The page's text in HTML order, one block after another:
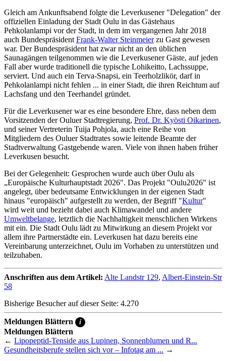
Gleich am Ankunftsabend folgte die Leverkusener "Delegation" der
offiziellen Einladung der Stadt Oulu in das Gästehaus
Pehkolanlampi vor der Stadt, in dem im vergangenen Jahr 2018
auch Bundespräsident Frank-Walter Steinmeierzu Gast gewesen
war. Der Bundespräsident hat zwar nicht an den üblichen
Saunagängen teilgenommen wie die Leverkusener Gäste, auf jeden
Fall aber wurde traditionell die typische Lohikeitto, Lachssuppe,
serviert. Und auch ein Terva-Snapsi, ein Teerholzlikör, darf in
Pehkolanlampi nicht fehlen ... in einer Stadt, die ihren Reichtum auf
Lachsfang und den Teerhandel gründet.
Für die Leverkusener war es eine besondere Ehre, dass neben dem
Vorsitzenden der Ouluer Stadtregierung, Prof. Dr. Kyösti Oikarinen,
und seiner Vertreterin Tuija Pohjola, auch eine Reihe von
Mitgliedern des Ouluer Stadtrates sowie leitende Beamte der
Stadtverwaltung Gastgebende waren. Viele von ihnen haben früher
Leverkusen besucht.
Bei der Gelegenheit: Gesprochen wurde auch über Oulu als
„Europäische Kulturhauptstadt 2026". Das Projekt "Oulu2026" ist
angelegt, über bedeutsame Entwicklungen in der eigenen Stadt
hinaus "europäisch" aufgestellt zu werden, der Begriff "Kultur"
wird weit und bezieht dabei auch Klimawandel und andere
Umweltbelange, letztlich die Nachhaltigkeit menschlichen Wirkens
mit ein. Die Stadt Oulu lädt zu Mitwirkung an diesem Projekt vor
allem ihre Partnerstädte ein. Leverkusen hat dazu bereits eine
Vereinbarung unterzeichnet, Oulu im Vorhaben zu unterstützen und
teilzuhaben.
Anschriften aus dem Artikel: Alte Landstr 129, Albert-Einstein-Str
58
Bisherige Besucher auf dieser Seite: 4.270
Meldungen Blättern i
Meldungen Blättern
← Lipopeptid-Tenside aus Lupinen, Sonnenblumen und R...
Gesundheitsberufe stellen sich vor – Infotag am ... →